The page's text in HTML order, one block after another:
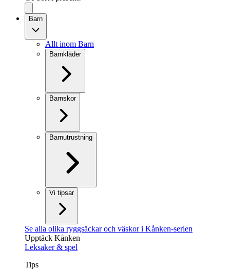
Barn
Allt inom Barn
Barnkläder
Barnskor
Barnutrustning
Vi tipsar
Se alla olika ryggsäckar och väskor i Kånken-serien
Upptäck Kånken
Leksaker & spel
Tips